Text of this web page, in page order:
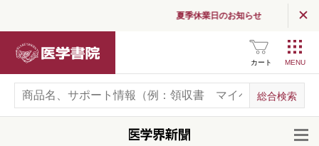
夏季休業日のお知らせ
カート